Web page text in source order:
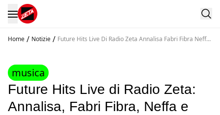
Home / Notizie / Future Hits Live Di Radio Zeta Annalisa Fabri Fibra Neffa
musica
Future Hits Live di Radio Zeta:
Annalisa, Fabri Fibra, Neffa e